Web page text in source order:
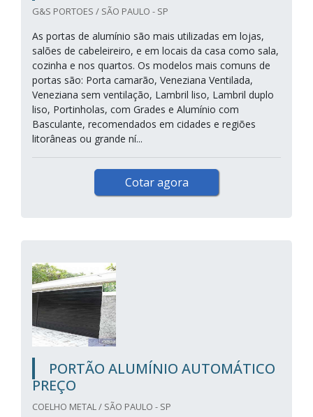
G&S PORTOES / SÃO PAULO - SP
As portas de alumínio são mais utilizadas em lojas,
salões de cabeleireiro, e em locais da casa como sala,
cozinha e nos quartos. Os modelos mais comuns de
portas são: Porta camarão, Veneziana Ventilada,
Veneziana sem ventilação, Lambril liso, Lambril duplo
liso, Portinholas, com Grades e Alumínio com
Basculante, recomendados em cidades e regiões
litorâneas ou grande ní...
Cotar agora
PORTÃO ALUMÍNIO AUTOMÁTICO
PREÇO
COELHO METAL / SÃO PAULO - SP